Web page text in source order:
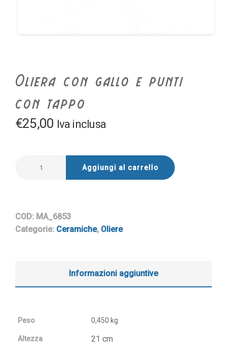
Oliera con gallo e punti
con tappo
€25,00 Iva inclusa
Aggiungi al carrello
COD: MA_6853
Categorie: Ceramiche, Oliere
Informazioni aggiuntive
Peso 0,450 kg
Altezza 21 cm